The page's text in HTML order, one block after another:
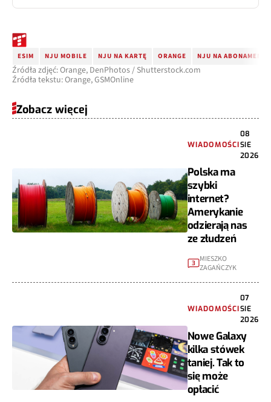
ESIM NJU MOBILE NJU NA KARTĘ ORANGE NJU NA ABONAMENT
Źródła zdjęć: Orange, DenPhotos / Shutterstock.com
Źródła tekstu: Orange, GSMOnline
Zobacz więcej
WIADOMOŚCI
08
SIE
2026
Polska ma
szybki
internet?
Amerykanie
odzierają nas
ze złudzeń
3 MIESZKO
ZAGAŃCZYK
WIADOMOŚCI
07
SIE
2026
Nowe Galaxy
kilka stówek
taniej. Tak to
się może
opłacić